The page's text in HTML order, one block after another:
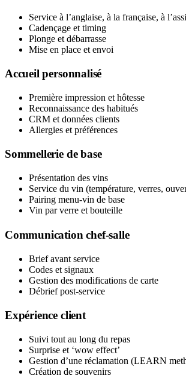
Service à l’anglaise, à la française, à
Cadençage et timing
Plonge et débarrasse
Mise en place et envoi
Accueil personnalisé
Première impression et hôtesse
Reconnaissance des habitués
CRM et données clients
Allergies et préférences
Sommellerie de base
Présentation des vins
Service du vin (température, verres,
Pairing menu-vin de base
Vin par verre et bouteille
Communication chef-salle
Brief avant service
Codes et signaux
Gestion des modifications de carte
Débrief post-service
Expérience client
Suivi tout au long du repas
Surprise et ‘wow effect’
Gestion d’une réclamation (LEARN
Création de souvenirs